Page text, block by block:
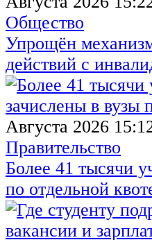
Общество
Упрощён
действий с
Августа 2026
Правительство
Более 41 тысячи
по отдельной